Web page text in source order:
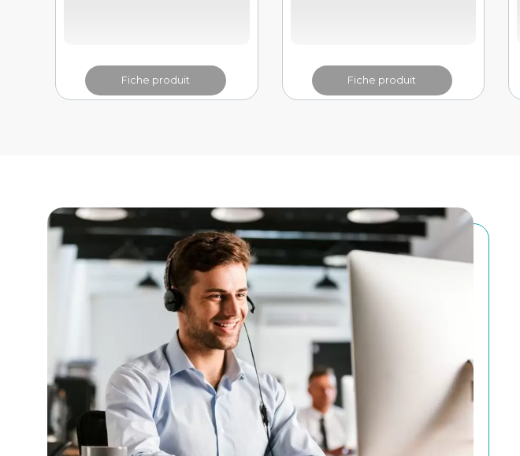
Fiche produit Fiche produit